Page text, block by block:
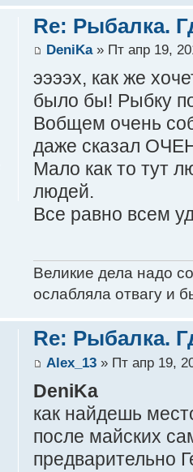
Re: Рыбалка.
DeniKa» Пт апр 19,
ээээх, как же
было бы! Рыбку
Вобщем очень
даже сказал
Мало как то тут
людей.
Все равно всем
Великие дела надо
ослабляла отвагу и
Re: Рыбалка.
Alex_13» Пт апр 19,
DeniKa
как найдешь
после майских
предварительно